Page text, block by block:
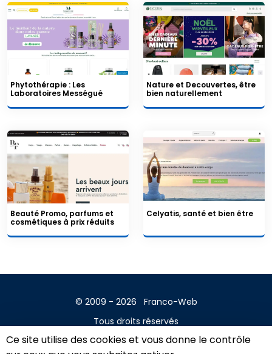
Ce site utilise des cookies et vous donne le contrôle
Phytothérapie : Les
Laboratoires Mességué
Nature et Decouvertes, être
bien naturellement
Beauté Promo, parfums et
cosmétiques à prix réduits
Celyatis, santé et bien être
© 2009 - 2026
Franco-Web
Tous droits réservés
Contact